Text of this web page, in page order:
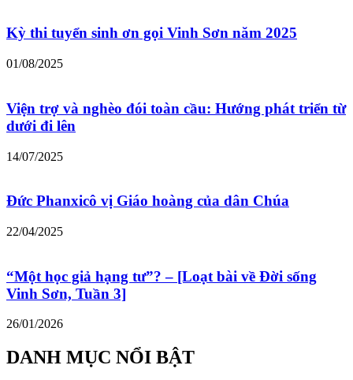
Kỳ thi tuyển sinh ơn gọi Vinh Sơn năm 2025
01/08/2025
Viện trợ và nghèo đói toàn cầu: Hướng phát triển từ
dưới đi lên
14/07/2025
Đức Phanxicô vị Giáo hoàng của dân Chúa
22/04/2025
“Một học giả hạng tư”? – [Loạt bài về Đời sống
Vinh Sơn, Tuần 3]
26/01/2026
DANH MỤC NỔI BẬT